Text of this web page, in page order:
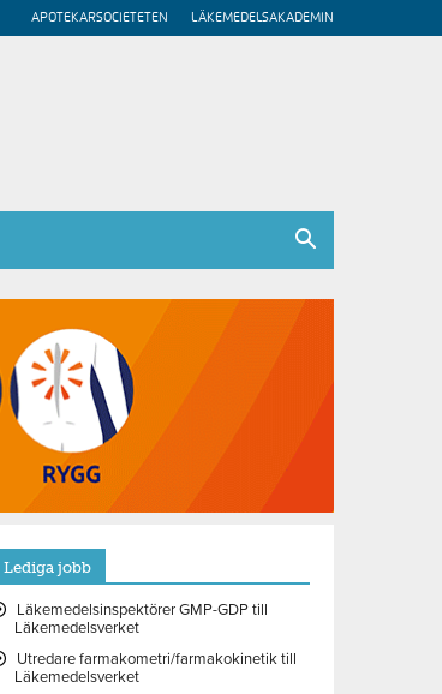
APOTEKARSOCIETETEN LÄKEMEDELSAKADEMIN
Lediga jobb
Läkemedelsinspektörer GMP-GDP till
Läkemedelsverket
Utredare farmakometri/farmakokinetik till
Läkemedelsverket